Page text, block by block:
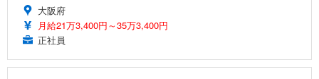
大阪府
月給21万3,400円～35万3,400円
正社員